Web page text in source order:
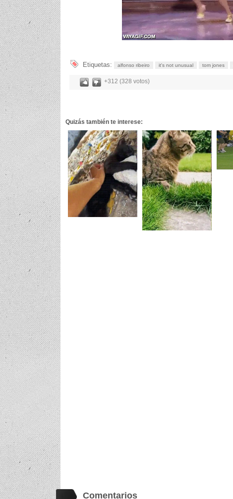
Etiquetas: alfonso ribeiro it's not unusual tom jones
+312 (328 votos)
Quizás también te interese:
Comentarios